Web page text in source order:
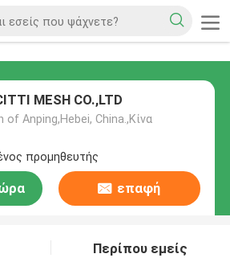
MESH CO.,LTD
of Anping,Hebei, China.,Κίνα
προμηθευτής
επαφή
Περίπου εμείς